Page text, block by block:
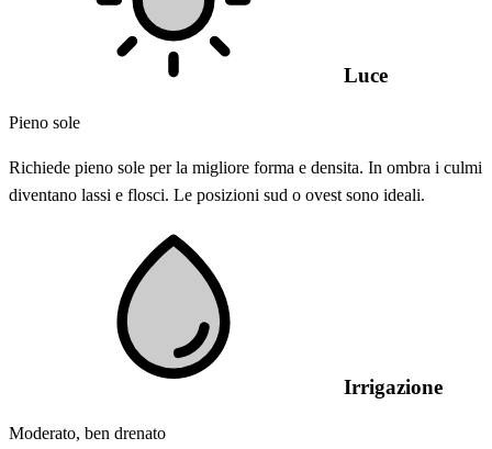
Luce
Pieno sole
Richiede pieno sole per la migliore forma e densita. In ombra i culmi
diventano lassi e flosci. Le posizioni sud o ovest sono ideali.
Irrigazione
Moderato, ben drenato